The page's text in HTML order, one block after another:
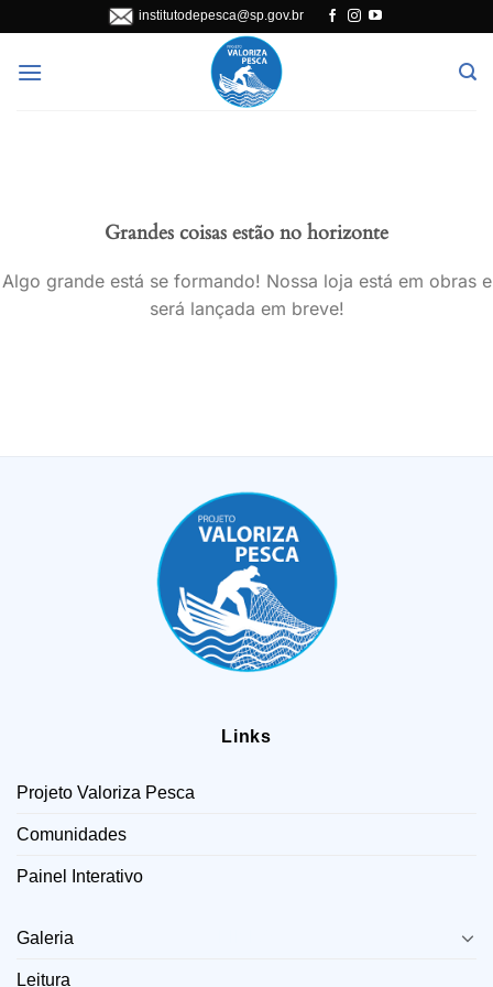
content
institutodepesca@sp.gov.br
Grandes coisas estão no horizonte
Algo grande está se formando! Nossa loja está em obras e
será lançada em breve!
Links
Projeto Valoriza Pesca
Comunidades
Painel Interativo
Galeria
Leitura